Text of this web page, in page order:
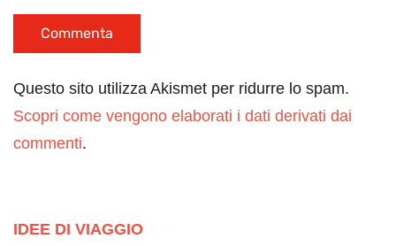
Questo sito utilizza Akismet per ridurre lo spam.
Scopri come vengono elaborati i dati derivati dai
commenti.
IDEE DI VIAGGIO